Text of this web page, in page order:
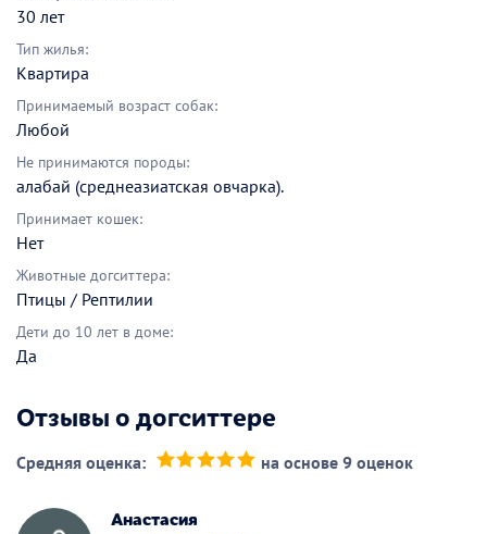
30 лет
Тип жилья:
Квартира
Принимаемый возраст собак:
Любой
Не принимаются породы:
алабай (среднеазиатская овчарка).
Принимает кошек:
Нет
Животные догситтера:
Птицы / Рептилии
Дети до 10 лет в доме:
Да
Отзывы о догситтере
Средняя оценка: на основе 9 оценок
Анастасия